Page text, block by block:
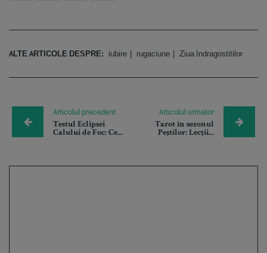
ALTE ARTICOLE DESPRE: iubire rugaciune Ziua Indragostitilor
Articolul precedent
Testul Eclipsei
Calului de Foc: Ce...
Articolul urmator
Tarot în sezonul
Peștilor: Lecții...